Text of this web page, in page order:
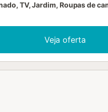
TV, Jardim, Roupas de
Veja oferta